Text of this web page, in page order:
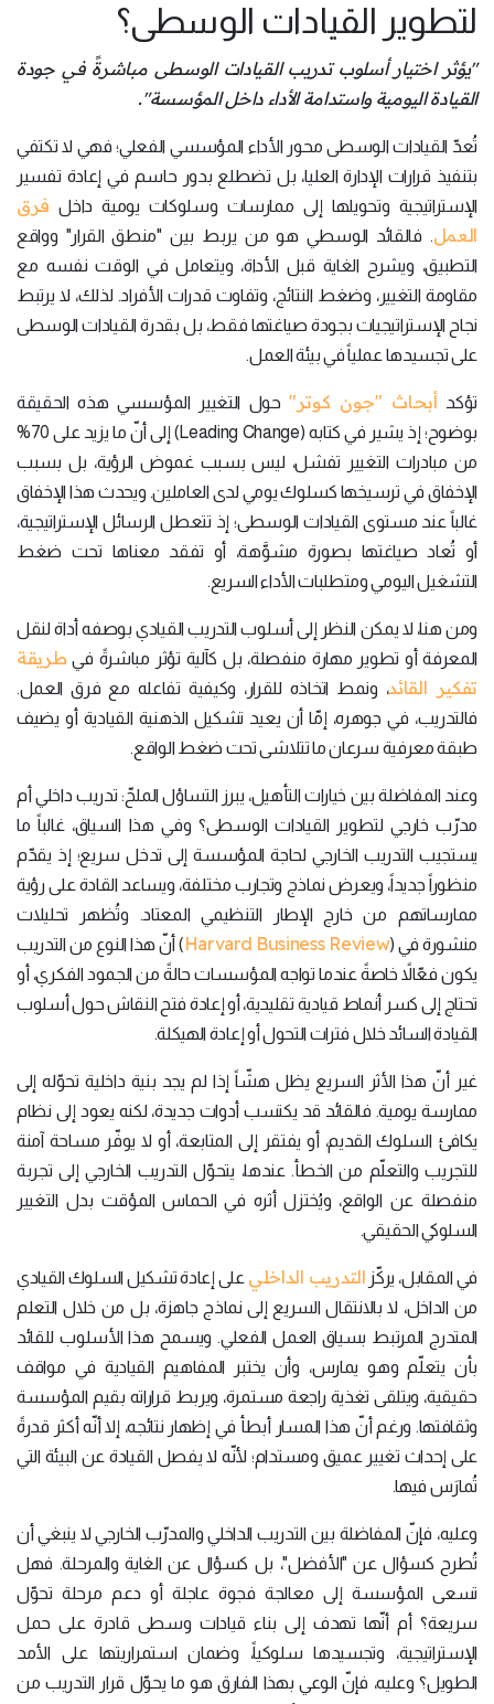
لتطوير القيادات الوسطى؟
"يؤثر اختيار أسلوب تدريب القيادات الوسطى مباشرةً في جودة
القيادة اليومية واستدامة الأداء داخل المؤسسة".
تُعدّ القيادات الوسطى محور الأداء المؤسسي الفعلي؛ فهي لا تكتفي
بتنفيذ قرارات الإدارة العليا، بل تضطلع بدور حاسم في إعادة تفسير
الإستراتيجية وتحويلها إلى ممارسات وسلوكات يومية داخل فرق
العمل. فالقائد الوسطي هو من يربط بين "منطق القرار" وواقع
التطبيق، ويشرح الغاية قبل الأداة، ويتعامل في الوقت نفسه مع
مقاومة التغيير، وضغط النتائج، وتفاوت قدرات الأفراد. لذلك، لا يرتبط
نجاح الإستراتيجيات بجودة صياغتها فقط، بل بقدرة القيادات الوسطى
على تجسيدها عملياً في بيئة العمل.
تؤكد أبحاث "جون كوتر"حول التغيير المؤسسي هذه الحقيقة
بوضوح؛ إذ يشير في كتابه (Leading Change) إلى أنّ ما يزيد على 70%
من مبادرات التغيير تفشل، ليس بسبب غموض الرؤية، بل بسبب
الإخفاق في ترسيخها كسلوك يومي لدى العاملين. ويحدث هذا الإخفاق
غالباً عند مستوى القيادات الوسطى؛ إذ تتعطل الرسائل الإستراتيجية،
أو تُعاد صياغتها بصورة مشوَّهة، أو تفقد معناها تحت ضغط
التشغيل اليومي ومتطلبات الأداء السريع.
ومن هنا، لا يمكن النظر إلى أسلوب التدريب القيادي بوصفه أداة لنقل
المعرفة أو تطوير مهارة منفصلة، بل كآلية تؤثر مباشرةً في طريقة
تفكير القائد، ونمط اتخاذه للقرار، وكيفية تفاعله مع فرق العمل.
فالتدريب، في جوهره، إمّا أن يعيد تشكيل الذهنية القيادية أو يضيف
طبقة معرفية سرعان ما تتلاشى تحت ضغط الواقع.
وعند المفاضلة بين خيارات التأهيل، يبرز التساؤل الملحّ: تدريب داخلي أم
مدرّب خارجي لتطوير القيادات الوسطى؟ وفي هذا السياق، غالباً ما
يستجيب التدريب الخارجي لحاجة المؤسسة إلى تدخل سريع؛ إذ يقدّم
منظوراً جديداً، ويعرض نماذج وتجارب مختلفة، ويساعد القادة على رؤية
ممارساتهم من خارج الإطار التنظيمي المعتاد. وتُظهر تحليلات
منشورة في (Harvard Business Review) أنّ هذا النوع من التدريب
يكون فعّالاً خاصةً عندما تواجه المؤسسات حالةً من الجمود الفكري، أو
تحتاج إلى كسر أنماط قيادية تقليدية، أو إعادة فتح النقاش حول أسلوب
القيادة السائد خلال فترات التحول أو إعادة الهيكلة.
غير أنّ هذا الأثر السريع يظل هشّاً إذا لم يجد بنية داخلية تحوّله إلى
ممارسة يومية. فالقائد قد يكتسب أدوات جديدة، لكنه يعود إلى نظام
يكافئ السلوك القديم، أو يفتقر إلى المتابعة، أو لا يوفّر مساحة آمنة
للتجريب والتعلّم من الخطأ. عندها، يتحوّل التدريب الخارجي إلى تجربة
منفصلة عن الواقع، ويُختزل أثره في الحماس المؤقت بدل التغيير
السلوكي الحقيقي.
في المقابل، يركّز التدريب الداخلي على إعادة تشكيل السلوك القيادي
من الداخل، لا بالانتقال السريع إلى نماذج جاهزة، بل من خلال التعلم
المتدرج المرتبط بسياق العمل الفعلي. ويسمح هذا الأسلوب للقائد
بأن يتعلّم وهو يمارس، وأن يختبر المفاهيم القيادية في مواقف
حقيقية، ويتلقى تغذية راجعة مستمرة، ويربط قراراته بقيم المؤسسة
وثقافتها. ورغم أنّ هذا المسار أبطأ في إظهار نتائجه، إلا أنّه أكثر قدرةً
على إحداث تغيير عميق ومستدام؛ لأنّه لا يفصل القيادة عن البيئة التي
تُمارَس فيها.
وعليه، فإنّ المفاضلة بين التدريب الداخلي والمدرّب الخارجي لا ينبغي أن
تُطرح كسؤال عن "الأفضل"، بل كسؤال عن الغاية والمرحلة. فهل
تسعى المؤسسة إلى معالجة فجوة عاجلة أو دعم مرحلة تحوّل
سريعة؟ أم أنّها تهدف إلى بناء قيادات وسطى قادرة على حمل
الإستراتيجية، وتجسيدها سلوكياً، وضمان استمراريتها على الأمد
الطويل؟ وعليه، فإنّ الوعي بهذا الفارق هو ما يحوّل قرار التدريب من